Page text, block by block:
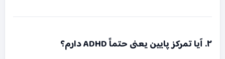
۲. آیا تمرکز پایین یعنی حتماً ADHD دارم؟